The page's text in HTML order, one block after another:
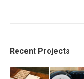
Recent Projects